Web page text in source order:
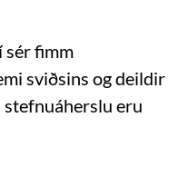
sér fimm
sviðsins og deildir
stefnuáherslu eru